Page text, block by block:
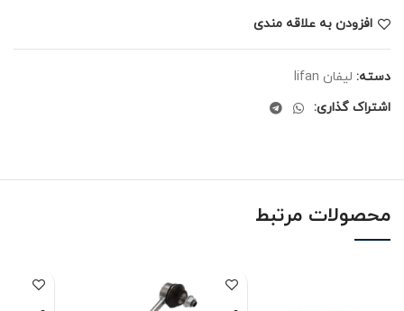
افزودن به علاقه مندی
دسته: لیفان lifan
اشتراک گذاری:
محصولات مرتبط